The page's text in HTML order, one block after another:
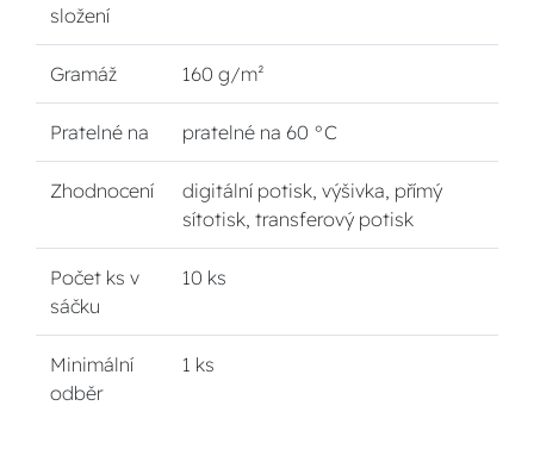
složení
Gramáž 160 g/m²
Pratelné na pratelné na 60 °C
Zhodnocení
digitální potisk, výšivka, přímý
sítotisk, transferový potisk
Počet ks v
sáčku
10 ks
Minimální
odběr
1 ks